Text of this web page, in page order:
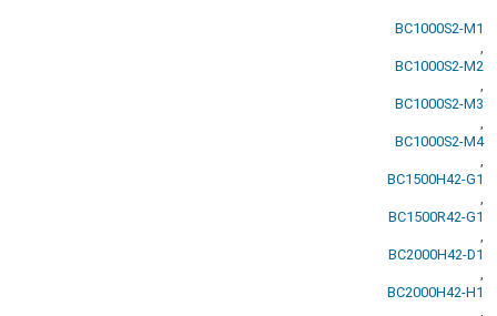
BC1000S2-M1
BC1000S2-M2
BC1000S2-M3
BC1000S2-M4
BC1500H42-G1
BC1500R42-G1
BC2000H42-D1
BC2000H42-H1